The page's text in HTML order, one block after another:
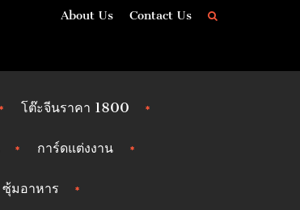
About Us Contact Us
โต๊ะจีนราคา 1800
การ์ดแต่งงาน
ซุ้มอาหาร